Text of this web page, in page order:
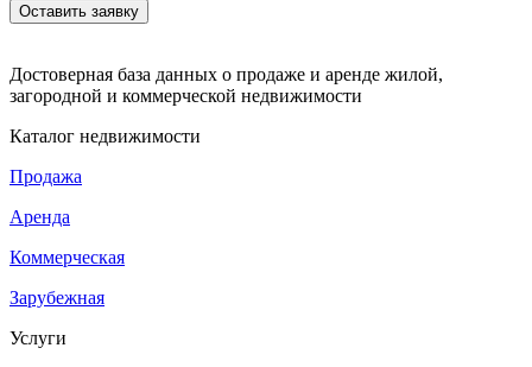
Достоверная база данных о продаже и аренде жилой,
загородной и коммерческой недвижимости
Каталог недвижимости
Продажа
Аренда
Коммерческая
Зарубежная
Услуги